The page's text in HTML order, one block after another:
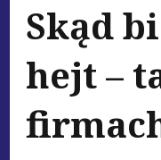
Skąd
hejt –